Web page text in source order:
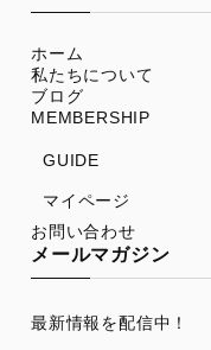
ホーム
私たちについて
ブログ
MEMBERSHIP
GUIDE
マイページ
お問い合わせ
メールマガジン
最新情報を配信中！